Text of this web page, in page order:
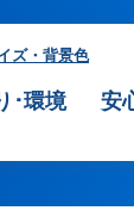
ズ・背景色
･環境 安